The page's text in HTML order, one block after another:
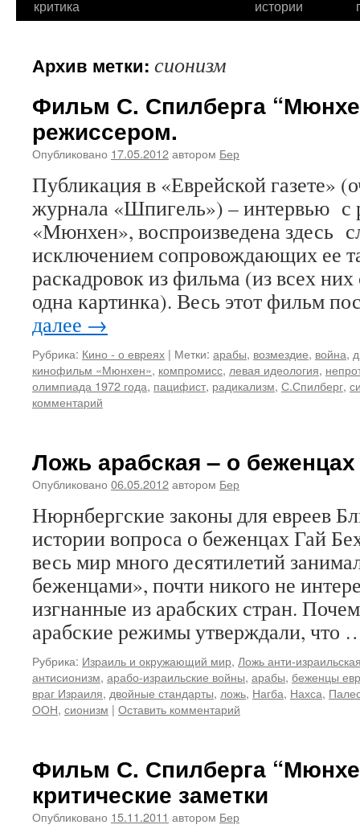
критика
истории
Архив метки: сионизм
Фильм С. Спилберга
режиссером.
Опубликовано 17.05.2012автором Бер
Публикация в «Еврейской газете»
журнала «Шпигель») – интервью с
«Мюнхен», воспроизведена здесь
исключением сопровождающих ее
раскадровок из фильма (из всех
одна картинка). Весь этот фильм
далее →
Рубрика: Кино - о евреях | Метки: арабы, возмездие, война,
кинофильм «Мюнхен», компромисс, левая идеология,
олимпиада 1972 года, пацифист, радикализм, С.Спилберг,
комментарий
Ложь арабская – о беженцах
Опубликовано 06.05.2012автором Бер
Нюрнбергские законы для евреев
истории вопроса о беженцах Гай
весь мир много десятилетий
беженцами», почти никого не
изгнанные из арабских стран.
арабские режимы утверждали, что
Рубрика: Израиль и окружающий мир, Ложь анти-
антисионизм, арабо-израильские войны, арабы, беженцы
враг Израиля, двойные стандарты, ложь, Нагба, Нахса,
ООН, сионизм | Оставить комментарий
Фильм С. Спилберга
критические заметки
Опубликовано 15.11.2011 автором Бер